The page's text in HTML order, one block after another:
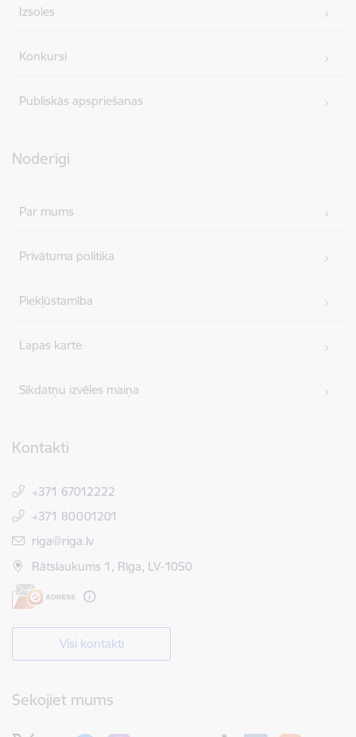
Izsoles
Konkursi
Publiskās apspriešanas
Noderīgi
Par mums
Privātuma politika
Piekļūstamība
Lapas karte
Sīkdatņu izvēles maiņa
Kontakti
+371 67012222
+371 80001201
E-pasts:
riga@riga.lv
Rātslaukums 1, Rīga, LV-1050
Visi kontakti
Sekojiet mums